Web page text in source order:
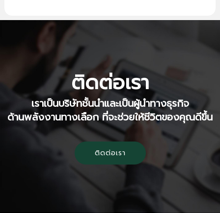
ติดต่อเรา
เราเป็นบริษัทชั้นนำและเป็นผู้นำทางธุรกิจ
ด้านพลังงานทางเลือก ที่จะช่วยให้ชีวิตของคุณดีขึ้น
ติดต่อเรา